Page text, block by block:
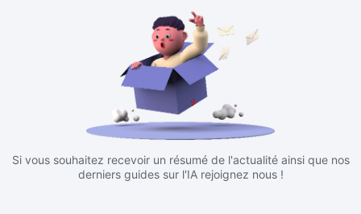
Si vous souhaitez recevoir un résumé de l'actualité ainsi que nos
derniers guides sur l'IA rejoignez nous !